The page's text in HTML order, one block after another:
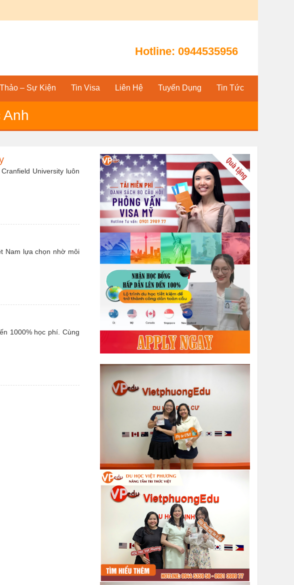
tế
Hotline: 0944535956
– Sự Kiện Tin Visa Liên Hệ Tuyển Dụng Tin Tức
Anh
University luôn
Nam lựa chọn nhờ môi
1000% học phí. Cùng